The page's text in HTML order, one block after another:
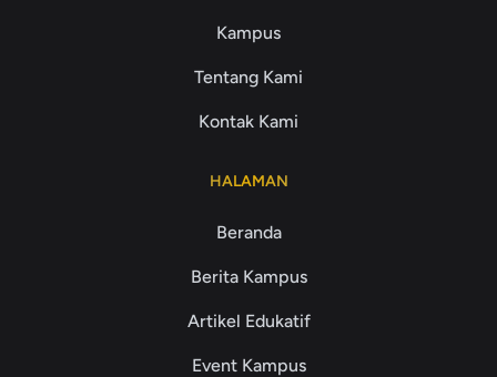
Kampus
Tentang Kami
Kontak Kami
HALAMAN
Beranda
Berita Kampus
Artikel Edukatif
Event Kampus